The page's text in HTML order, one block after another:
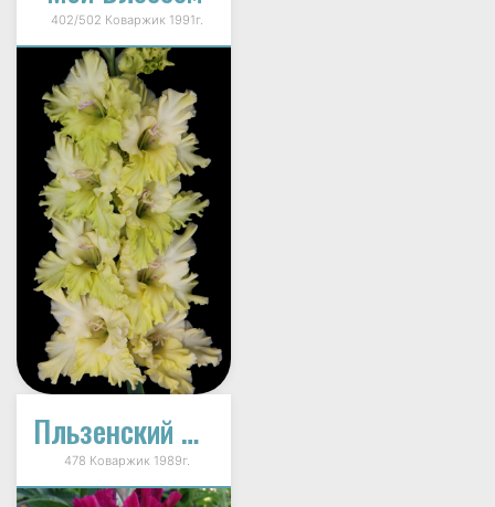
402/502 Коваржик 1991г.
Пльзенский Чемпион
478 Коваржик 1989г.